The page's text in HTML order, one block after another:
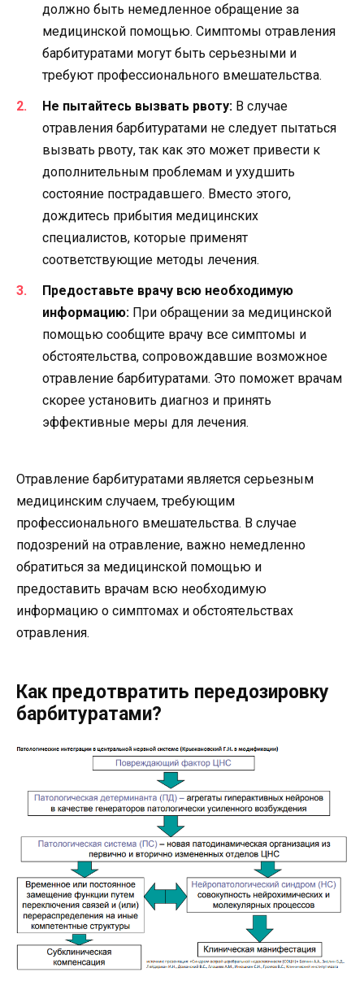
должно быть немедленное обращение за
медицинской помощью. Симптомы отравления
барбитуратами могут быть серьезными и
требуют профессионального вмешательства.
Не пытайтесь вызвать рвоту: В случае
отравления барбитуратами не следует пытаться
вызвать рвоту, так как это может привести к
дополнительным проблемам и ухудшить
состояние пострадавшего. Вместо этого,
дождитесь прибытия медицинских
специалистов, которые применят
соответствующие методы лечения.
Предоставьте врачу всю необходимую
информацию: При обращении за медицинской
помощью сообщите врачу все симптомы и
обстоятельства, сопровождавшие возможное
отравление барбитуратами. Это поможет врачам
скорее установить диагноз и принять
эффективные меры для лечения.
Отравление барбитуратами является серьезным
медицинским случаем, требующим
профессионального вмешательства. В случае
подозрений на отравление, важно немедленно
обратиться за медицинской помощью и
предоставить врачам всю необходимую
информацию о симптомах и обстоятельствах
отравления.
Как предотвратить передозировку
барбитуратами?